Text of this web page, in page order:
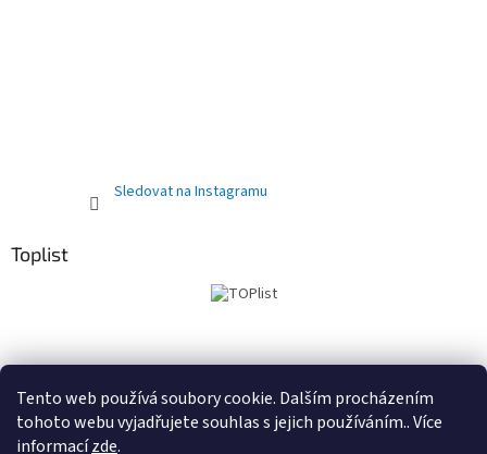
Tento web používá soubory cookie. Dalším procházením
tohoto webu vyjadřujete souhlas s jejich používáním.. Více
informacízde.
Sledovat na Instagramu
Toplist